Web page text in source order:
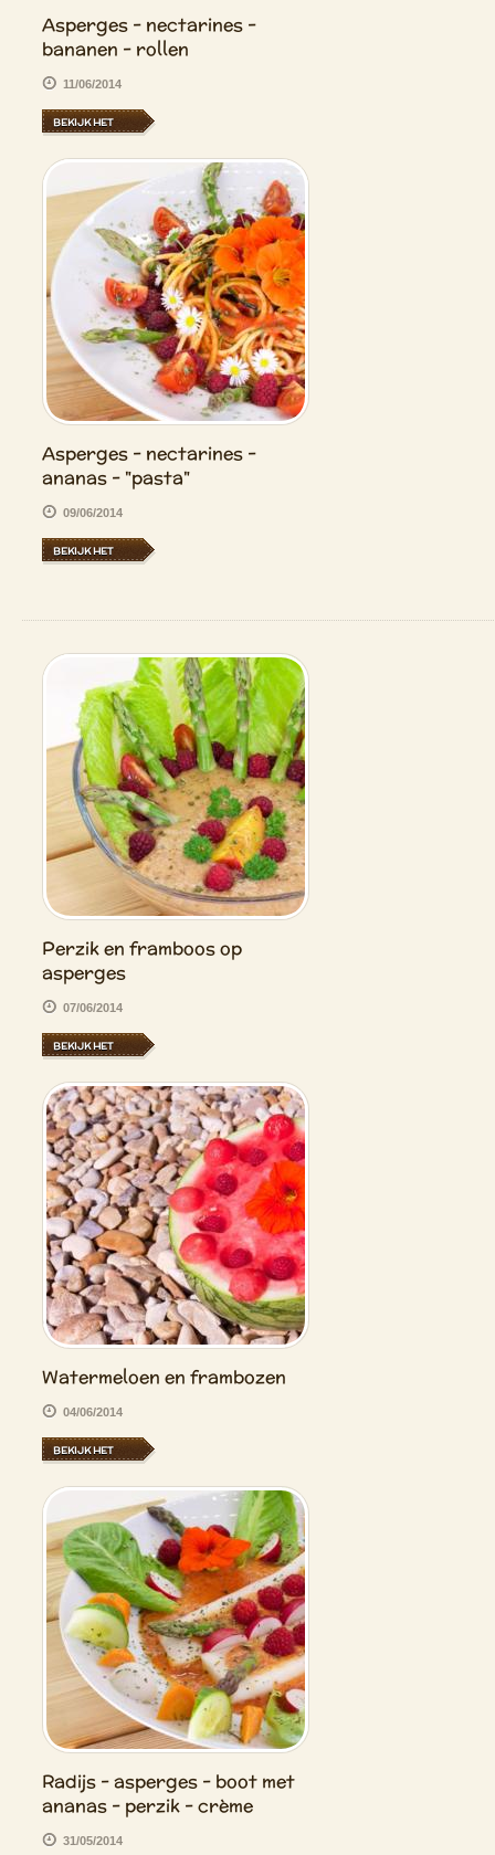
Asperges - nectarines -
bananen - rollen
11/06/2014
BEKIJK HET
Asperges - nectarines -
ananas - "pasta"
09/06/2014
BEKIJK HET
Perzik en framboos op
asperges
07/06/2014
BEKIJK HET
Watermeloen en frambozen
04/06/2014
BEKIJK HET
Radijs - asperges - boot met
ananas - perzik - crème
31/05/2014